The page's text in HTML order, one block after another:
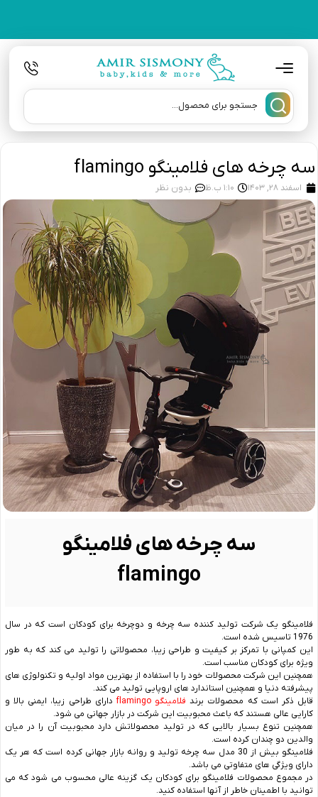
سه چرخه های فلامینگو flamingo
اسفند 28, 1403 1:10 ب.ظ بدون نظر
سه چرخه های فلامینگو
flamingo
فلامینگو یک شرکت تولید کننده سه چرخه و دوچرخه برای کودکان است که در سال
1976 تاسیس شده است.
این کمپانی با تمرکز بر کیفیت و طراحی زیبا، محصولاتی را تولید می کند که به طور
ویژه برای کودکان مناسب است.
همچنین این شرکت محصولات خود را با استفاده از بهترین مواد اولیه و تکنولوژی های
پیشرفته دنیا و همچنین استاندارد های اروپایی تولید می کند.
قابل ذکر است که محصولات برند فلامینگو flamingo
دارای طراحی زیبا، ایمنی بالا و
کارایی عالی هستند که باعث محبوبیت این شرکت در بازار جهانی می شود.
همچنین تنوع بسیار بالایی که در تولید محصولاتش دارد محبوبیت آن را در میان
والدین دو چندان کرده است.
فلامینگو بیش از 30 مدل سه چرخه تولید و روانه بازار جهانی کرده است که هر یک
دارای ویژگی های متفاوتی می باشد.
در مجموع محصولات فلامینگو برای کودکان یک گزینه عالی محسوب می شود که می
توانید با اطمینان خاطر از آنها استفاده کنید.